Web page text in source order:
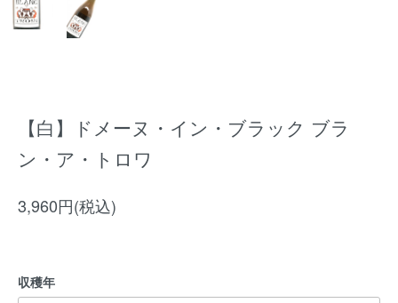
【白】ドメーヌ・イン・ブラック ブラ
ン・ア・トロワ
3,960円(税込)
収穫年